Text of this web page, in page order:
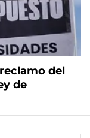
del
de